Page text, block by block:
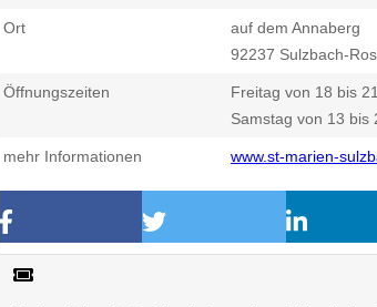
Ort
auf dem Annaberg
92237 Sulzbach-
Öffnungszeiten
Freitag von 18 bis
Samstag von 13 bis
mehr Informationen www.st-marien-